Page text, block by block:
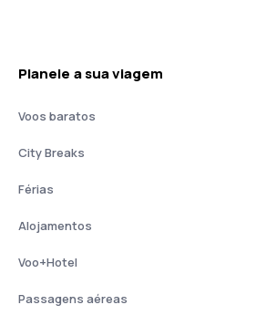
Planeie a sua viagem
Voos baratos
City Breaks
Férias
Alojamentos
Voo+Hotel
Passagens aéreas